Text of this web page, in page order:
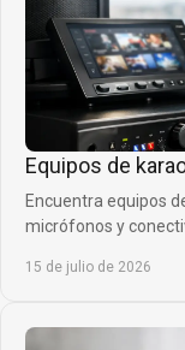
Equipos de
Encuentra equipos
micrófonos y
15 de julio de 2026